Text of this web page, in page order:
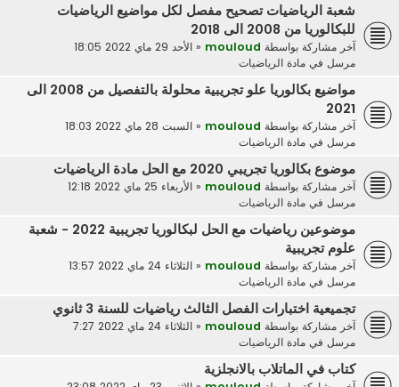
شعبة الرياضيات تصحيح مفصل لكل مواضيع الرياضيات
للبكالوريا من 2008 الى 2018
آخر مشاركة بواسطة mouloud
« الأحد 29 ماي 2022 18:05
مرسل في مادة الرياضيات
مواضيع بكالوريا علو تجريبية محلولة بالتفصيل من 2008 الى
2021
آخر مشاركة بواسطة mouloud
« السبت 28 ماي 2022 18:03
مرسل في مادة الرياضيات
موضوع بكالوريا تجريبي 2020 مع الحل مادة الرياضيات
آخر مشاركة بواسطة mouloud
« الأربعاء 25 ماي 2022 12:18
مرسل في مادة الرياضيات
موضوعين رياضيات مع الحل لبكالوريا تجريبية 2022 - شعبة
علوم تجريبية
آخر مشاركة بواسطة mouloud
« الثلاثاء 24 ماي 2022 13:57
مرسل في مادة الرياضيات
تجميعية اختبارات الفصل الثالث رياضيات للسنة 3 ثانوي
آخر مشاركة بواسطة mouloud
« الثلاثاء 24 ماي 2022 7:27
مرسل في مادة الرياضيات
كتاب في الماتلاب بالانجلزية